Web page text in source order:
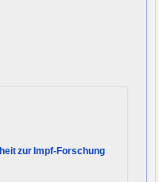
zur Impf-Forschung